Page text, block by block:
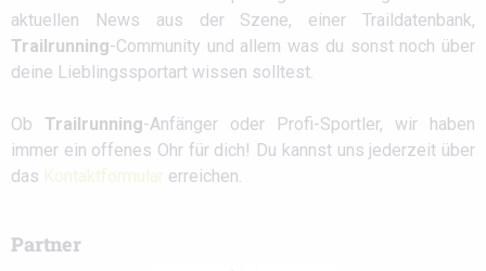
aktuellen News aus der Szene, einer Traildatenbank,
Trailrunning-Community und allem was du sonst noch über
deine Lieblingssportart wissen solltest.
Ob Trailrunning-Anfänger oder Profi-Sportler, wir haben
immer ein offenes Ohr für dich! Du kannst uns jederzeit über
das Kontaktformular erreichen.
Partner